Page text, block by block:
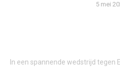
5 mei
In een spannende wedstrijd tegen